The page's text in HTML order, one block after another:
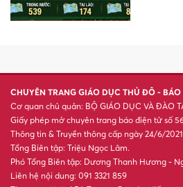
CHUYÊN TRANG GIÁO DỤC THỦ ĐÔ -
Cơ quan chủ quản: BỘ GIÁO DỤC VÀ ĐÀO
Giấy phép mở chuyên trang báo điện tử số
Thông tin & Truyền thông cấp ngày 24/6/2021
Tổng Biên tập: Triệu Ngọc Lâm.
Phó Tổng Biên tập: Dương Thanh Hương -
Liên hệ nội dung: 091 3321 859